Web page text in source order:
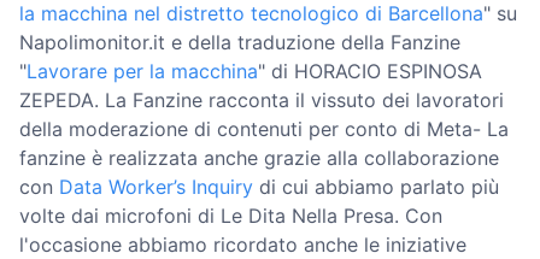
la macchina nel distretto tecnologico di Barcellona" su
Napolimonitor.it e della traduzione della Fanzine
"Lavorare per la macchina" di HORACIO ESPINOSA
ZEPEDA. La Fanzine racconta il vissuto dei lavoratori
della moderazione di contenuti per conto di Meta- La
fanzine è realizzata anche grazie alla collaborazione
con Data Worker’s Inquiry di cui abbiamo parlato più
volte dai microfoni di Le Dita Nella Presa. Con
l'occasione abbiamo ricordato anche le iniziative